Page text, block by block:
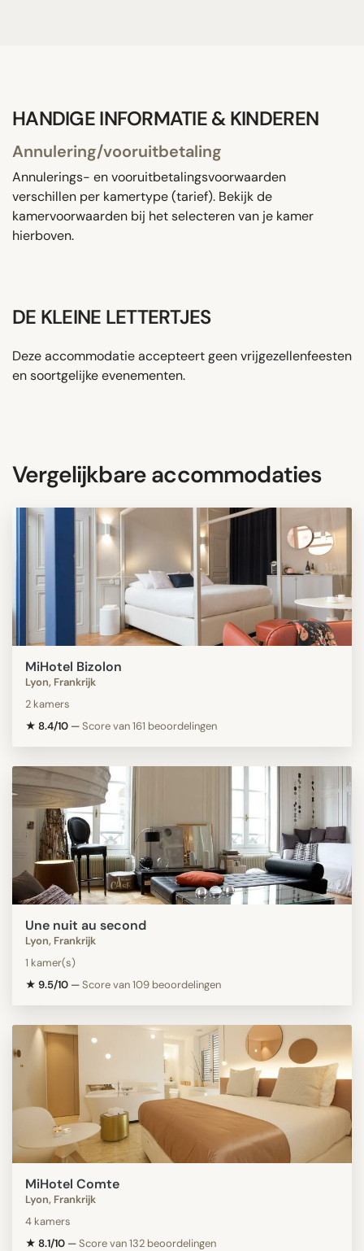
HANDIGE INFORMATIE & KINDEREN
Annulering/vooruitbetaling
Annulerings- en vooruitbetalingsvoorwaarden
verschillen per kamertype (tarief). Bekijk de
kamervoorwaarden bij het selecteren van je kamer
hierboven.
DE KLEINE LETTERTJES
Deze accommodatie accepteert geen vrijgezellenfeesten
en soortgelijke evenementen.
Vergelijkbare accommodaties
MiHotel Bizolon
Lyon, Frankrijk
2 kamers
★ 8.4/10 —Score van 161 beoordelingen
Une nuit au second
Lyon, Frankrijk
1 kamer(s)
★ 9.5/10 —Score van 109 beoordelingen
MiHotel Comte
Lyon, Frankrijk
4 kamers
★ 8.1/10 —Score van 132 beoordelingen